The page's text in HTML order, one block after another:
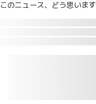
このニュース、どう思いま